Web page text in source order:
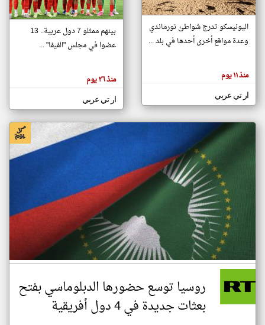
تغيير الدولة
اخبار جزر القمر على مدار الساعة
أهم اخبار جزر القمر العاجلة والمباشرة
هنا عن
وجهة
كاتبيها.
اليونيسكو تدرج شواطئ نورماندي
وعدة مواقع أخرى أحدها في بلد ...
منذ ١١ يوم
ار تي عربي
بينهم ممثلو 7 دول عربية.. 13
عضوا في مجلس "الفيفا" ...
منذ ٢٦ يوم
ار تي عربي
روسيا توسع حضورها الدبلوماسي بفتح
بعثات جديدة في 4 دول أفريقية
klyoum.com